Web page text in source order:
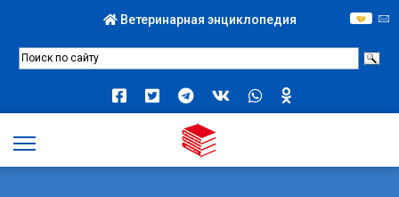
Ветеринарная энциклопедия